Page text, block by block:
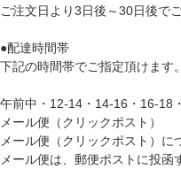
ご注文日より3日後～30日後で
●配達時間帯
下記の時間帯でご指定頂けます。
午前中・12-14・14-16・16-18
メール便（クリックポスト）
メール便（クリックポスト）に
メール便は、郵便ポストに投